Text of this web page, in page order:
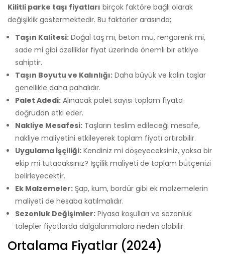
Kilitli parke taşı fiyatları birçok faktöre bağlı olarak
değişiklik göstermektedir. Bu faktörler arasında;
Taşın Kalitesi: Doğal taş mı, beton mu, rengarenk mi,
sade mi gibi özellikler fiyat üzerinde önemli bir etkiye
sahiptir.
Taşın Boyutu ve Kalınlığı: Daha büyük ve kalın taşlar
genellikle daha pahalıdır.
Palet Adedi: Alınacak palet sayısı toplam fiyata
doğrudan etki eder.
Nakliye Mesafesi: Taşların teslim edileceği mesafe,
nakliye maliyetini etkileyerek toplam fiyatı artırabilir.
Uygulama İşçiliği: Kendiniz mi döşeyeceksiniz, yoksa bir
ekip mi tutacaksınız? İşçilik maliyeti de toplam bütçenizi
belirleyecektir.
Ek Malzemeler: Şap, kum, bordür gibi ek malzemelerin
maliyeti de hesaba katılmalıdır.
Sezonluk Değişimler: Piyasa koşulları ve sezonluk
talepler fiyatlarda dalgalanmalara neden olabilir.
Ortalama Fiyatlar (2024)